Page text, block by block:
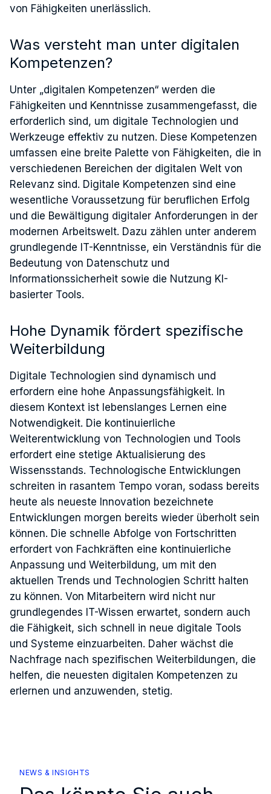
von Fähigkeiten unerlässlich.
Was versteht man unter digitalen
Kompetenzen?
Unter „digitalen Kompetenzen“ werden die
Fähigkeiten und Kenntnisse zusammengefasst, die
erforderlich sind, um digitale Technologien und
Werkzeuge effektiv zu nutzen. Diese Kompetenzen
umfassen eine breite Palette von Fähigkeiten, die in
verschiedenen Bereichen der digitalen Welt von
Relevanz sind. Digitale Kompetenzen sind eine
wesentliche Voraussetzung für beruflichen Erfolg
und die Bewältigung digitaler Anforderungen in der
modernen Arbeitswelt. Dazu zählen unter anderem
grundlegende IT-Kenntnisse, ein Verständnis für die
Bedeutung von Datenschutz und
Informationssicherheit sowie die Nutzung KI-
basierter Tools.
Hohe Dynamik fördert spezifische
Weiterbildung
Digitale Technologien sind dynamisch und
erfordern eine hohe Anpassungsfähigkeit. In
diesem Kontext ist lebenslanges Lernen eine
Notwendigkeit. Die kontinuierliche
Weiterentwicklung von Technologien und Tools
erfordert eine stetige Aktualisierung des
Wissensstands. Technologische Entwicklungen
schreiten in rasantem Tempo voran, sodass bereits
heute als neueste Innovation bezeichnete
Entwicklungen morgen bereits wieder überholt sein
können. Die schnelle Abfolge von Fortschritten
erfordert von Fachkräften eine kontinuierliche
Anpassung und Weiterbildung, um mit den
aktuellen Trends und Technologien Schritt halten
zu können. Von Mitarbeitern wird nicht nur
grundlegendes IT-Wissen erwartet, sondern auch
die Fähigkeit, sich schnell in neue digitale Tools
und Systeme einzuarbeiten. Daher wächst die
Nachfrage nach spezifischen Weiterbildungen, die
helfen, die neuesten digitalen Kompetenzen zu
erlernen und anzuwenden, stetig.
NEWS & INSIGHTS